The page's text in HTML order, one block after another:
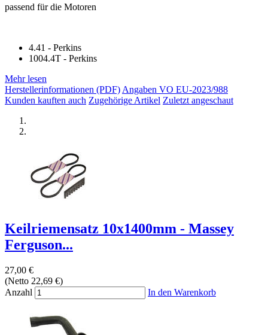
passend für die Motoren
4.41 - Perkins
1004.4T - Perkins
Mehr lesen
Herstellerinformationen (PDF)Angaben VO EU-2023/988
Kunden kauften auch Zugehörige Artikel Zuletzt angeschaut
Keilriemensatz 10x1400mm - Massey
Ferguson...
27,00 €
(Netto 22,69 €)
Anzahl
In den Warenkorb